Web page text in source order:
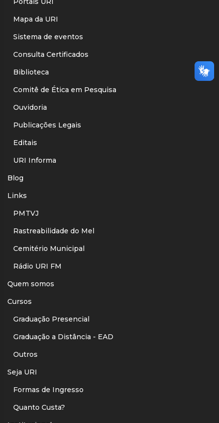
Mapa da URI
Sistema de eventos
Consulta Certificados
Biblioteca
Comitê de Ética em Pesquisa
Ouvidoria
Publicações Legais
Editais
URI Informa
Blog
Links
PMTVJ
Rastreabilidade do Mel
Cemitério Municipal
Rádio URI FM
Quem somos
Cursos
Graduação Presencial
Graduação a Distância - EAD
Outros
Seja URI
Formas de Ingresso
Quanto Custa?